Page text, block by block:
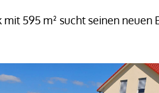
mit 595 m² sucht seinen neuen